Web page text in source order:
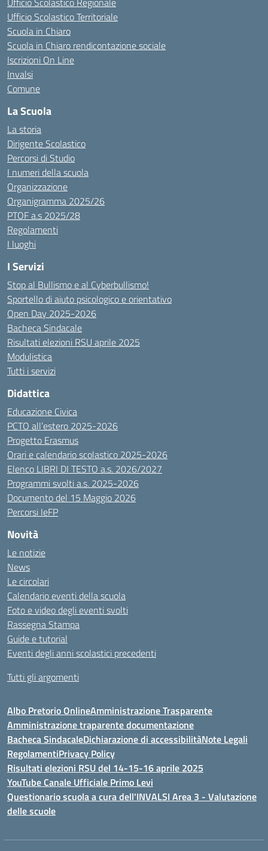
Ufficio Scolastico Territoriale
Scuola in Chiaro
Scuola in Chiaro rendicontazione sociale
Iscrizioni On Line
Invalsi
Comune
La Scuola
La storia
Dirigente Scolastico
Percorsi di Studio
I numeri della scuola
Organizzazione
Organigramma 2025/26
PTOF a.s 2025/28
Regolamenti
I luoghi
I Servizi
Stop al Bullismo e al Cyberbullismo!
Sportello di aiuto psicologico e orientativo
Open Day 2025-2026
Bacheca Sindacale
Risultati elezioni RSU aprile 2025
Modulistica
Tutti i servizi
Didattica
Educazione Civica
PCTO all’estero 2025-2026
Progetto Erasmus
Orari e calendario scolastico 2025-2026
Elenco LIBRI DI TESTO a.s. 2026/2027
Programmi svolti a.s. 2025-2026
Documento del 15 Maggio 2026
Percorsi IeFP
Novità
Le notizie
News
Le circolari
Calendario eventi della scuola
Foto e video degli eventi svolti
Rassegna Stampa
Guide e tutorial
Eventi degli anni scolastici precedenti
Tutti gli argomenti
Albo Pretorio OnlineAmministrazione Trasparente
Amministrazione traparente documentazione
Bacheca SindacaleDichiarazione di accessibilitàNote Legali
RegolamentiPrivacy Policy
Risultati elezioni RSU del 14-15-16 aprile 2025
YouTube Canale Ufficiale Primo Levi
Questionario scuola a cura dell'INVALSI Area 3 - Valutazione
delle scuole